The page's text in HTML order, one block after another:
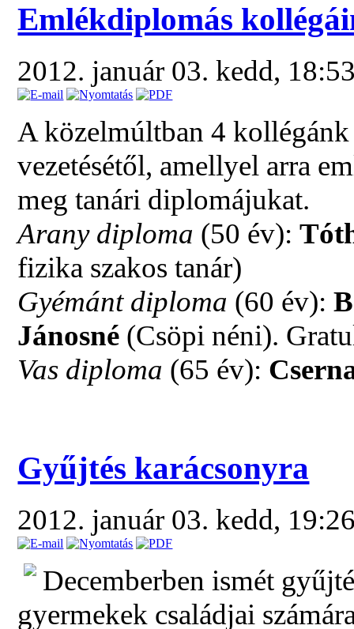
Emlékdiplomás
2012. január 03. kedd,
A közelmúltban 4
vezetésétől, amellyel arra
meg tanári diplomájukat.
Arany diploma (50 év):
fizika szakos tanár)
Gyémánt diploma (60 év):
Jánosné (Csöpi néni).
Vas diploma (65 év):
Gyűjtés karácsonyra
2012. január 03. kedd,
Decemberben ismét
gyermekek családjai